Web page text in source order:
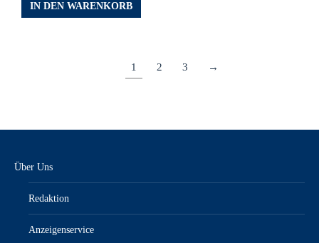
IN DEN WARENKORB
1 2 3 →
Über Uns
Redaktion
Anzeigenservice